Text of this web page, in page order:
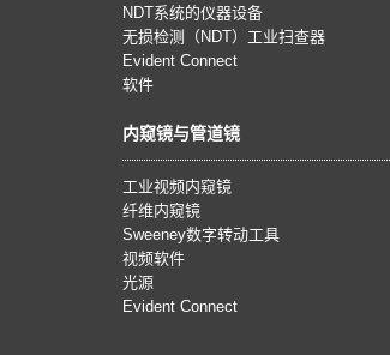
NDT系统的仪器设备
无损检测（NDT）工业扫查器
Evident Connect
软件
内窥镜与管道镜
工业视频内窥镜
纤维内窥镜
Sweeney数字转动工具
视频软件
光源
Evident Connect